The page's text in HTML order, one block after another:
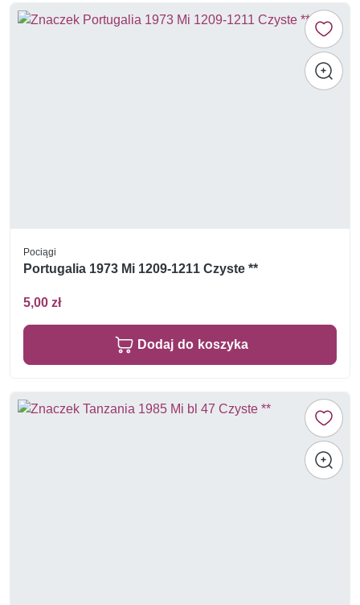
Pociągi
Portugalia 1973 Mi 1209-1211 Czyste **
5,00 zł
Dodaj do koszyka